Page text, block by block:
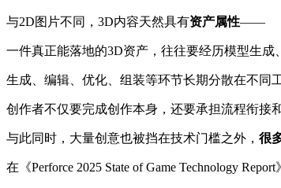
与2D图片不同，3D内容天然具有资产属性——
一件真正能落地的3D资产，往往要经历模型生成
生成、编辑、优化、组装等环节长期分散在不同
创作者不仅要完成创作本身，还要承担流程衔接
与此同时，大量创意也被挡在技术门槛之外， 很
在《Perforce 2025 State of Game Technology